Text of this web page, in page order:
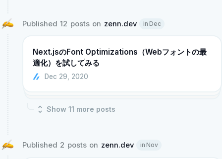
Published 12 posts on zenn.dev in Dec
Next.jsのFont Optimizations（Webフォントの最
適化）を試してみる
Dec 29, 2020
Show 11 more posts
Published 2 posts on zenn.dev in Nov
menu